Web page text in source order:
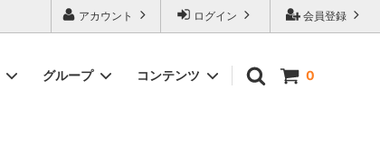
会員登録
ログイン
アカウント
0
グループ コンテンツ